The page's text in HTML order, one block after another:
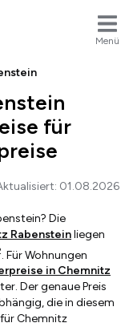
Menü
für
01.08.2026
Die
Rabensteinliegen
. Für Wohnungen
in Chemnitz
Der genaue Preis
die in diesem
Chemnitz